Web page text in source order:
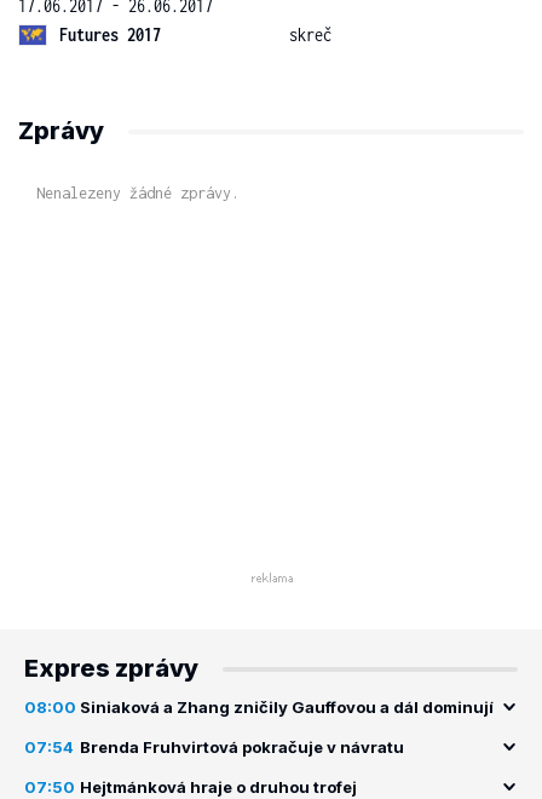
17.06.2017 - 26.06.2017
Futures 2017
skreč
Zprávy
Nenalezeny žádné zprávy.
Expres zprávy
08:00 Siniaková a Zhang zničily Gauffovou a dál dominují
07:54 Brenda Fruhvirtová pokračuje v návratu
07:50 Hejtmánková hraje o druhou trofej